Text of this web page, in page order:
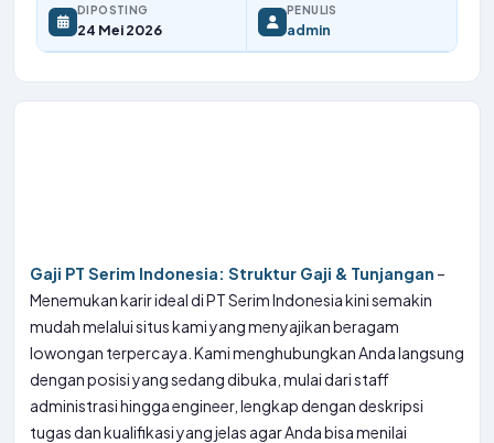
DIPOSTING
24 Mei 2026
PENULIS
admin
Gaji PT Serim Indonesia: Struktur Gaji & Tunjangan –
Menemukan karir ideal di PT Serim Indonesia kini semakin
mudah melalui situs kami yang menyajikan beragam
lowongan terpercaya. Kami menghubungkan Anda langsung
dengan posisi yang sedang dibuka, mulai dari staff
administrasi hingga engineer, lengkap dengan deskripsi
tugas dan kualifikasi yang jelas agar Anda bisa menilai